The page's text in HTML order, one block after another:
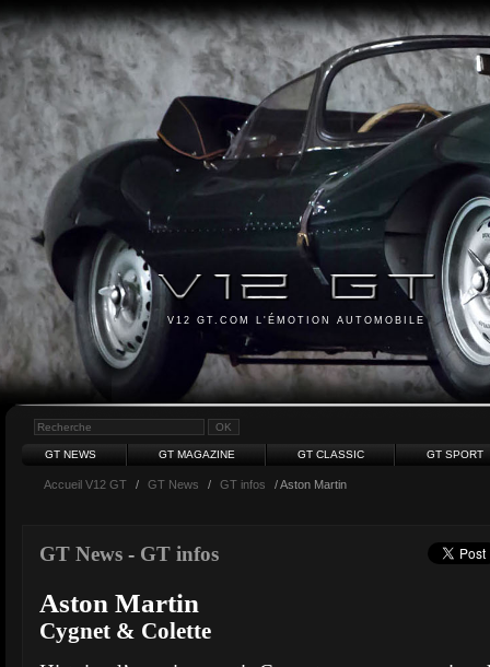
V12 GT.COM L'ÉMOTION AUTOMOBILE
GT NEWS GT MAGAZINE GT CLASSIC GT SPORT
Accueil V12 GT / GT News / GT infos / Aston Martin
GT News - GT infos
Aston Martin
Cygnet & Colette